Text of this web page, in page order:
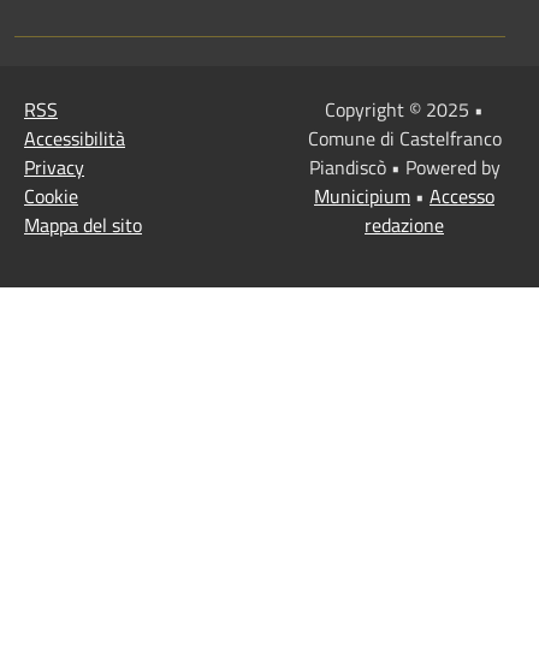
RSS
Accessibilità
Privacy
Cookie
Mappa del sito
Copyright © 2025 •
Comune di Castelfranco
Piandiscò • Powered by
Municipium • Accesso
redazione